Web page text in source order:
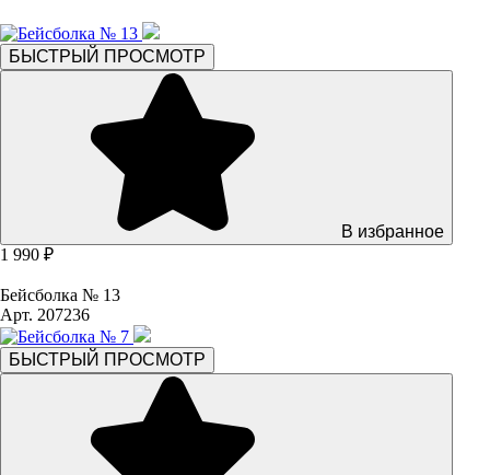
БЫСТРЫЙ ПРОСМОТР
В избранное
1 990 ₽
Бейсболка № 13
Арт. 207236
БЫСТРЫЙ ПРОСМОТР